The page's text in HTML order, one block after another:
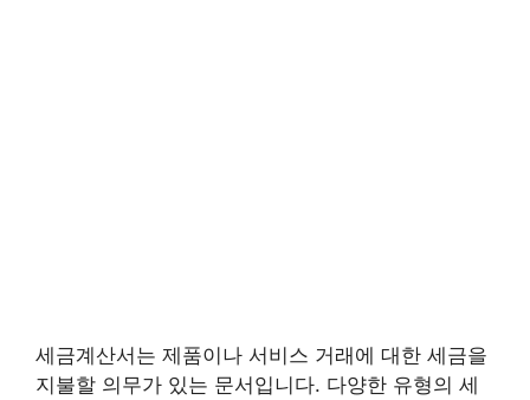
세금계산서는 제품이나 서비스 거래에 대한 세금을
지불할 의무가 있는 문서입니다. 다양한 유형의 세